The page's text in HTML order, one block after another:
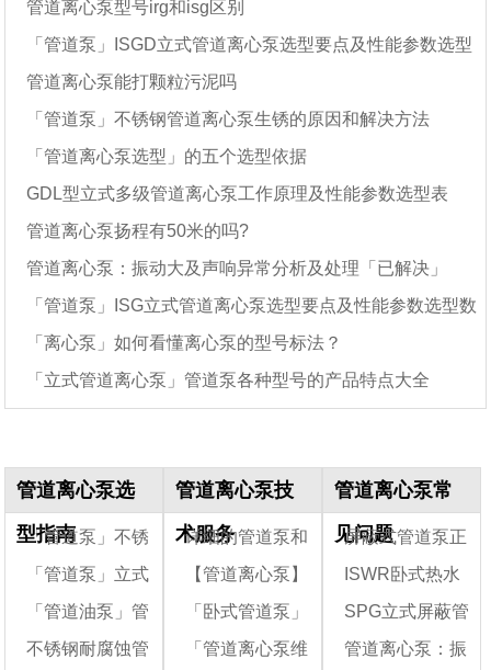
管道离心泵型号irg和isg区别
「管道泵」ISGD立式管道离心泵选型要点及性能参数选型
数据表
管道离心泵能打颗粒污泥吗
「管道泵」不锈钢管道离心泵生锈的原因和解决方法
「管道离心泵选型」的五个选型依据
GDL型立式多级管道离心泵工作原理及性能参数选型表
管道离心泵扬程有50米的吗?
管道离心泵：振动大及声响异常分析及处理「已解决」
「管道泵」ISG立式管道离心泵选型要点及性能参数选型数
据表「离心泵」如何看懂离心泵的型号标法？
「立式管道离心泵」管道泵各种型号的产品特点大全
管道离心泵选
型指南
「管道泵」不锈
钢管道泵的适应工
况耐腐蚀性能
「管道泵」立式
管道离心泵性能特
点和主要缺点
「管道油泵」管
道离心油泵特点、
不锈钢耐腐蚀管
管道离心泵技
术服务
详细的管道泵和
增压泵的区别说明
【管道离心泵】
如何通过高效电机
达到节能的目的
「卧式管道泵」
卧式管道离心泵的
「管道离心泵维
管道离心泵常
见问题
屏蔽式管道泵正
确安装方式及屏蔽
泵的安装尺寸图
ISWR卧式热水
管道离心泵结构图
SPG立式屏蔽管
道离心泵结构图及
管道离心泵：振